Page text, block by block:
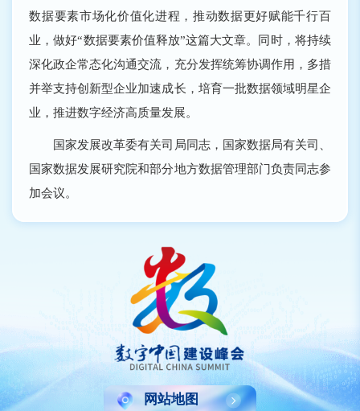
数据要素市场化价值化进程，推动数据更好赋能千行百
业，做好“数据要素价值释放”这篇大文章。同时，将持续
深化政企常态化沟通交流，充分发挥统筹协调作用，多措
并举支持创新型企业加速成长，培育一批数据领域明星企
业，推进数字经济高质量发展。
国家发展改革委有关司局同志，国家数据局有关司、
国家数据发展研究院和部分地方数据管理部门负责同志参
加会议。
网站地图